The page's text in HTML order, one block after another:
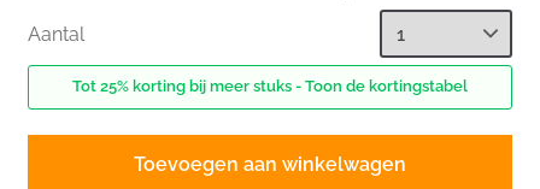
Aantal
Tot 25% korting bij meer stuks - Toon de kortingstabel
Toevoegen aan winkelwagen